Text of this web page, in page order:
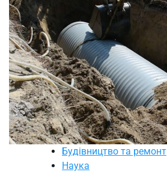
Будівництво та ремонт
Наука